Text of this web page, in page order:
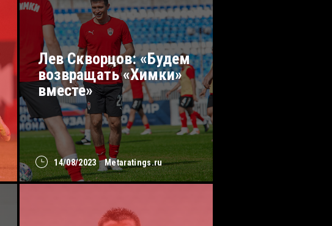
14/08/2023 Metaratings.ru
Лев Скворцов: «Будем
возвращать «Химки»
вместе»